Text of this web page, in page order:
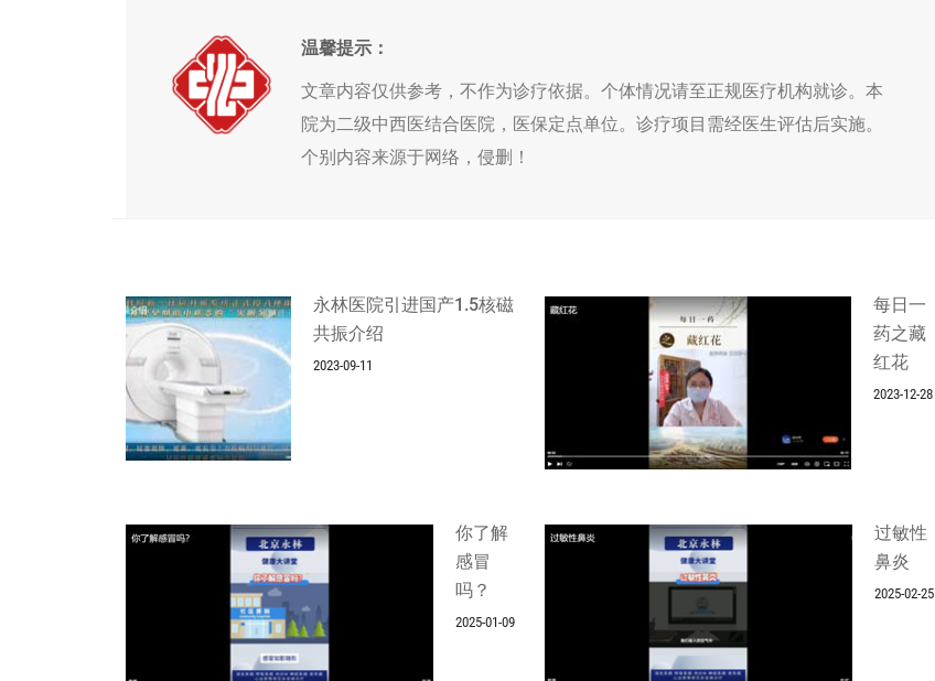
温馨提示：
文章内容仅供参考，不作为诊疗依据。个体情况请至正规医疗机构就诊。本
院为二级中西医结合医院，医保定点单位。诊疗项目需经医生评估后实施。
个别内容来源于网络，侵删！
永林医院引进国产1.5核磁
共振介绍
2023-09-11
每日一
药之藏
红花
2023-12-28
你了解
感冒
吗？
2025-01-09
过敏性
鼻炎
2025-02-25